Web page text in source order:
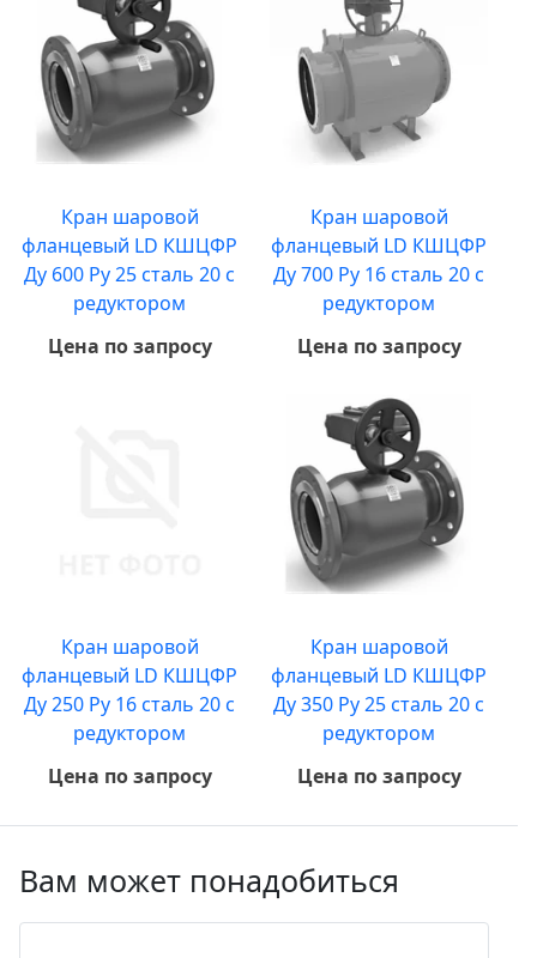
Кран шаровой
фланцевый LD КШЦФР
Ду 600 Ру 25 сталь 20 с
редуктором
Цена по запросу
Кран шаровой
фланцевый LD КШЦФР
Ду 700 Ру 16 сталь 20 с
редуктором
Цена по запросу
Кран шаровой
фланцевый LD КШЦФР
Ду 250 Ру 16 сталь 20 с
редуктором
Цена по запросу
Кран шаровой
фланцевый LD КШЦФР
Ду 350 Ру 25 сталь 20 с
редуктором
Цена по запросу
Вам может понадобиться